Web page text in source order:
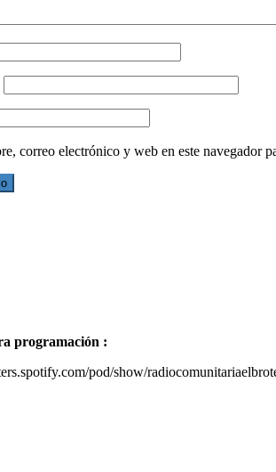
correo electrónico y web en este navegador
programación :
pod/show/